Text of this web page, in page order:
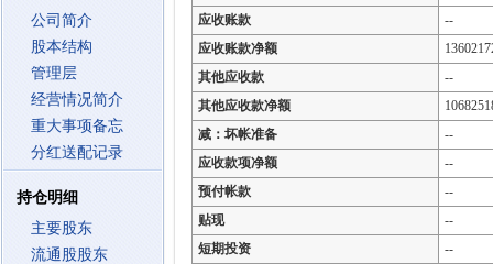
公司简介
股本结构
管理层
经营情况简介
重大事项备忘
分红送配记录
持仓明细
主要股东
流通股股东
应收账款
--
应收账款净额
其他应收款
--
其他应收款净额
减：坏帐准备
--
应收款项净额
--
预付帐款
--
贴现
--
短期投资
--